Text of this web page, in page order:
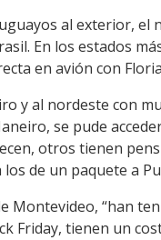
al exterior, el
En los estados
en avión con
y al nordeste con
se pude
otros tienen
de un paquete a
Montevideo, “han
Friday, tienen un